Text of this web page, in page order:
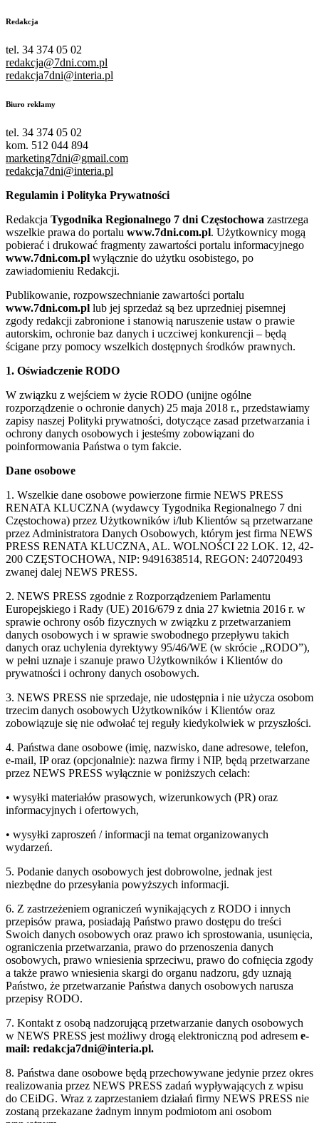
Redakcja
tel. 34 374 05 02
redakcja@7dni.com.pl
redakcja7dni@interia.pl
Biuro reklamy
tel. 34 374 05 02
kom. 512 044 894
marketing7dni@gmail.com
redakcja7dni@interia.pl
Regulamin i Polityka Prywatności
Redakcja Tygodnika Regionalnego 7 dni Częstochowa zastrzega
wszelkie prawa do portalu www.7dni.com.pl. Użytkownicy mogą
pobierać i drukować fragmenty zawartości portalu informacyjnego
www.7dni.com.pl wyłącznie do użytku osobistego, po
zawiadomieniu Redakcji.
Publikowanie, rozpowszechnianie zawartości portalu
www.7dni.com.pl lub jej sprzedaż są bez uprzedniej pisemnej
zgody redakcji zabronione i stanowią naruszenie ustaw o prawie
autorskim, ochronie baz danych i uczciwej konkurencji – będą
ścigane przy pomocy wszelkich dostępnych środków prawnych.
1. Oświadczenie RODO
W związku z wejściem w życie RODO (unijne ogólne
rozporządzenie o ochronie danych) 25 maja 2018 r., przedstawiamy
zapisy naszej Polityki prywatności, dotyczące zasad przetwarzania i
ochrony danych osobowych i jesteśmy zobowiązani do
poinformowania Państwa o tym fakcie.
Dane osobowe
1. Wszelkie dane osobowe powierzone firmie NEWS PRESS
RENATA KLUCZNA (wydawcy Tygodnika Regionalnego 7 dni
Częstochowa) przez Użytkowników i/lub Klientów są przetwarzane
przez Administratora Danych Osobowych, którym jest firma NEWS
PRESS RENATA KLUCZNA, AL. WOLNOŚCI 22 LOK. 12, 42-
200 CZĘSTOCHOWA, NIP: 9491638514, REGON: 240720493
zwanej dalej NEWS PRESS.
2. NEWS PRESS zgodnie z Rozporządzeniem Parlamentu
Europejskiego i Rady (UE) 2016/679 z dnia 27 kwietnia 2016 r. w
sprawie ochrony osób fizycznych w związku z przetwarzaniem
danych osobowych i w sprawie swobodnego przepływu takich
danych oraz uchylenia dyrektywy 95/46/WE (w skrócie „RODO”),
w pełni uznaje i szanuje prawo Użytkowników i Klientów do
prywatności i ochrony danych osobowych.
3. NEWS PRESS nie sprzedaje, nie udostępnia i nie użycza osobom
trzecim danych osobowych Użytkowników i Klientów oraz
zobowiązuje się nie odwołać tej reguły kiedykolwiek w przyszłości.
4. Państwa dane osobowe (imię, nazwisko, dane adresowe, telefon,
e-mail, IP oraz (opcjonalnie): nazwa firmy i NIP, będą przetwarzane
przez NEWS PRESS wyłącznie w poniższych celach:
• wysyłki materiałów prasowych, wizerunkowych (PR) oraz
informacyjnych i ofertowych,
• wysyłki zaproszeń / informacji na temat organizowanych
wydarzeń.
5. Podanie danych osobowych jest dobrowolne, jednak jest
niezbędne do przesyłania powyższych informacji.
6. Z zastrzeżeniem ograniczeń wynikających z RODO i innych
przepisów prawa, posiadają Państwo prawo dostępu do treści
Swoich danych osobowych oraz prawo ich sprostowania, usunięcia,
ograniczenia przetwarzania, prawo do przenoszenia danych
osobowych, prawo wniesienia sprzeciwu, prawo do cofnięcia zgody
a także prawo wniesienia skargi do organu nadzoru, gdy uznają
Państwo, że przetwarzanie Państwa danych osobowych narusza
przepisy RODO.
7. Kontakt z osobą nadzorującą przetwarzanie danych osobowych
w NEWS PRESS jest możliwy drogą elektroniczną pod adresem e-
mail: redakcja7dni@interia.pl.
8. Państwa dane osobowe będą przechowywane jedynie przez okres
realizowania przez NEWS PRESS zadań wypływających z wpisu
do CEiDG. Wraz z zaprzestaniem działań firmy NEWS PRESS nie
zostaną przekazane żadnym innym podmiotom ani osobom